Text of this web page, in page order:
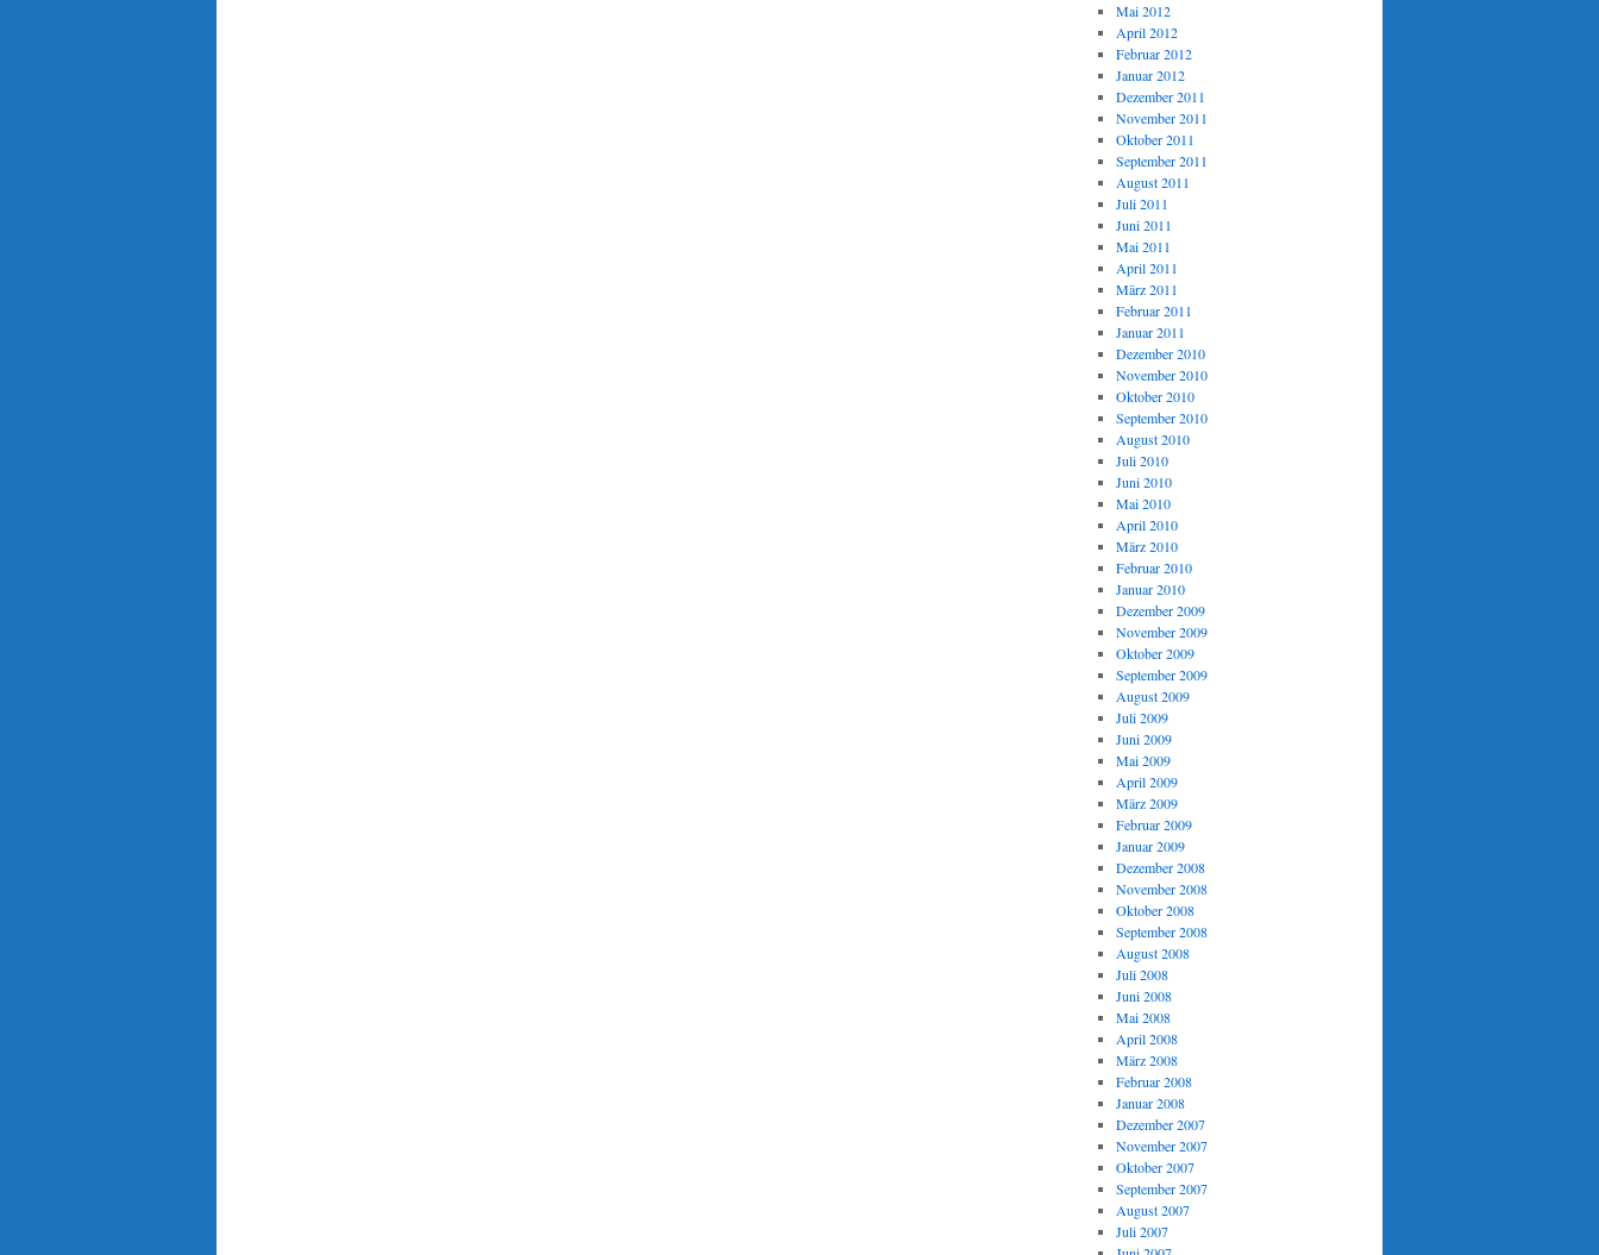
Mai 2012
April 2012
Februar 2012
Januar 2012
Dezember 2011
November 2011
Oktober 2011
September 2011
August 2011
Juli 2011
Juni 2011
Mai 2011
April 2011
März 2011
Februar 2011
Januar 2011
Dezember 2010
November 2010
Oktober 2010
September 2010
August 2010
Juli 2010
Juni 2010
Mai 2010
April 2010
März 2010
Februar 2010
Januar 2010
Dezember 2009
November 2009
Oktober 2009
September 2009
August 2009
Juli 2009
Juni 2009
Mai 2009
April 2009
März 2009
Februar 2009
Januar 2009
Dezember 2008
November 2008
Oktober 2008
September 2008
August 2008
Juli 2008
Juni 2008
Mai 2008
April 2008
März 2008
Februar 2008
Januar 2008
Dezember 2007
November 2007
Oktober 2007
September 2007
August 2007
Juli 2007